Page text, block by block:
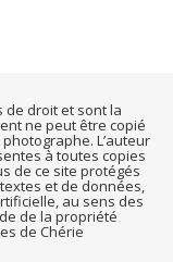
de droit et sont la
ne peut être copié
L’auteur
à toutes copies
de ce site protégés
et de données,
au sens des
de la propriété
de Chérie